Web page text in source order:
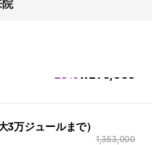
₩290,000
20%
3万ジュールまで）
1,353,000